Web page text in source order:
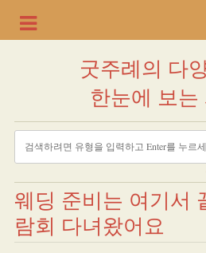
굿주례의 다
한눈에 보는
웨딩 준비는 여기서
람회 다녀왔어요